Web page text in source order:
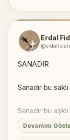
Erdal
@erdalfidan
SANADIR
Sanadır bu saklı
Sanadır bu
Devamını